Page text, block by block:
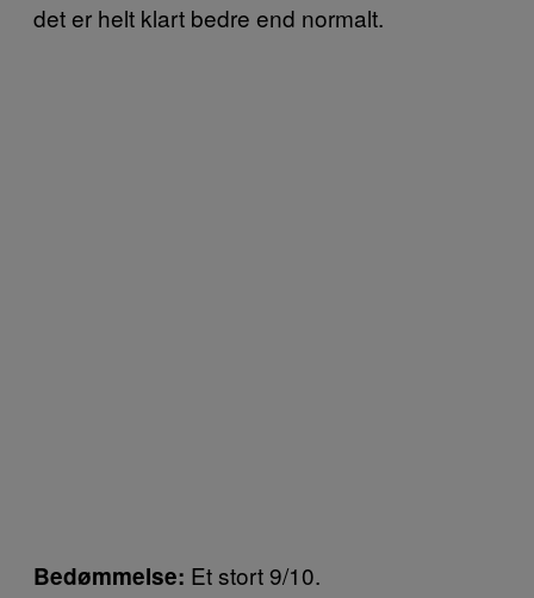
det er helt klart bedre end normalt.
Bedømmelse: Et stort 9/10.